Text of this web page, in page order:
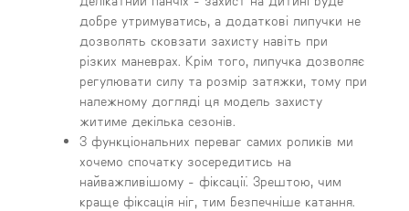
добре утримуватись, а додаткові липучки не
дозволять сковзати захисту навіть при
різких маневрах. Крім того, липучка дозволяє
регулювати силу та розмір затяжки, тому при
належному догляді ця модель захисту
житиме декілька сезонів.
З функціональних переваг самих роликів ми
хочемо спочатку зосередитись на
найважливішому - фіксації. Зрештою, чим
краще фіксація ніг, тим безпечніше катання.